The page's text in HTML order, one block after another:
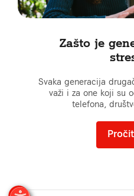
Zašto je
Svaka generacija
važi i za one koji su
telefona,